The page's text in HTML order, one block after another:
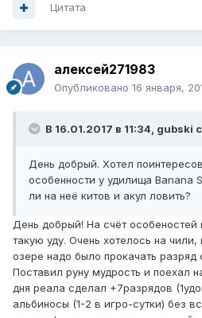
Цитата
алексей271983
Опубликовано 16 января,
В 16.01.2017 в 11:34, gubski
День добрый. Хотел
особенности у удилища Banana
ли на неё китов и акул ловить?
День добрый! На счёт особеностей
такую уду. Очень хотелось на
озере надо было прокачать разряд
Поставил руну мудрость и поехал
дня реала сделал +7разрядов
альбиносы (1-2 в игро-сутки) без